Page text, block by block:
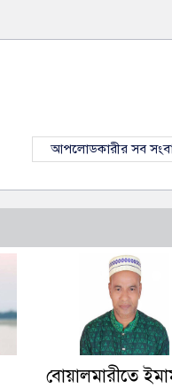
আপলোডকারীর সব
বোয়ালমারীতে